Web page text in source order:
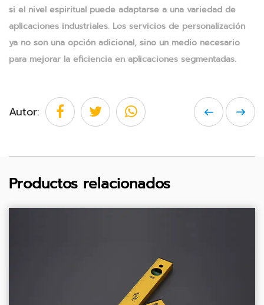
si el nivel espiritual puede adaptarse a una variedad de
aplicaciones industriales. Los servicios de personalización
ya no son una opción adicional, sino un medio necesario
para mejorar la eficiencia en aplicaciones segmentadas.
Autor:
Productos relacionados